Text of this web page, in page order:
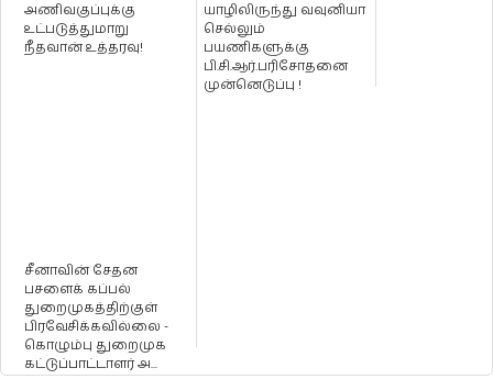
அணிவகுப்புக்கு
உட்படுத்துமாறு
நீதவான் உத்தரவு!
யாழிலிருந்து வவுனியா
செல்லும்
பயணிகளுக்கு
பி.சி.ஆர்.பரிசோதனை
முன்னெடுப்பு !
சீனாவின் சேதன
பசளைக் கப்பல்
துறைமுகத்திற்குள்
பிரவேசிக்கவில்லை -
கொழும்பு துறைமுக
கட்டுப்பாட்டாளர் அ...